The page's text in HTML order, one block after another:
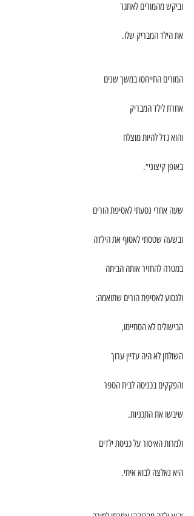
וביקש מהמורים לאתגר
את הילד המבריק שלו.
המורים התייחסו במשך שנים
אחרת לילד המבריק
והוא גדל להיות מוצלח
באופן קיצוני״.
שעה אחרי נסעתי לאסיפת הורים
ובשעה שטסתי לאסוף את הילדה
במטרה להחזיר אותה הביתה
ולנסוע לאסיפת הורים שתואמה:
הבישולים לא הסתיימו,
השולחן לא היה עדיין ערוך
והפקקים בכניסה לבית הספר
שיבשו את התכניות.
ולמרות האיסור על כניסת ילדים
היא נאלצה לבוא איתי.